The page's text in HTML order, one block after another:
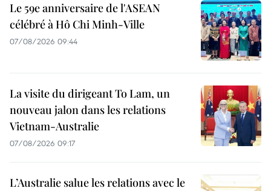
Le 59e anniversaire de l'ASEAN
célébré à Hô Chi Minh-Ville
07/08/2026 09:44
La visite du dirigeant To Lam, un
nouveau jalon dans les relations
Vietnam-Australie
07/08/2026 09:17
L’Australie salue les relations avec le